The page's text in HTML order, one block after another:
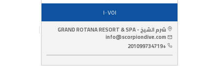
١٠٠٧٥١
شرم الشيخ - GRAND ROTANA RESORT & SPA
info@scorpiondive.com
+201099734719